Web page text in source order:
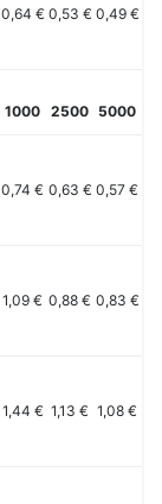
0,64 € 0,53 € 0,49 €
1000 2500 5000
0,74 € 0,63 € 0,57 €
1,09 € 0,88 € 0,83 €
1,44 € 1,13 € 1,08 €